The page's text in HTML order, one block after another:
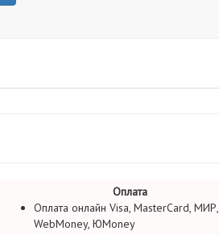
Оплата
Оплата онлайн Visa, MasterCard, МИР,
WebMoney, ЮMoney